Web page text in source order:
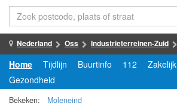
Nederland Oss Industrieterreinen-Zuid
Home Tijdlijn Buurtinfo 112 Zakelijk
Gezondheid
Bekeken: Moleneind